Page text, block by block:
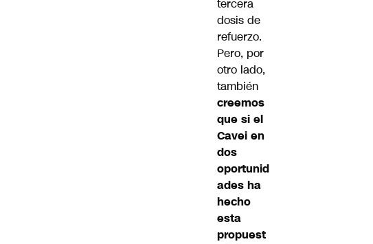
tercera
dosis de
refuerzo.
Pero, por
otro lado,
también
creemos
que si el
Cavei en
dos
oportunid
ades ha
hecho
esta
propuest